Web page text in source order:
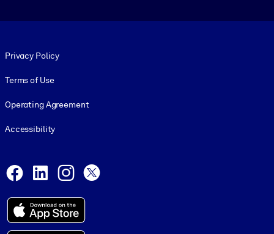
Privacy Policy
Terms of Use
Operating Agreement
Accessibility
Facebook
LinkedInInstagram